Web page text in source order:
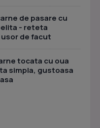
de pasare cu
- reteta
de facut
tocata cu oua
simpla, gustoasa